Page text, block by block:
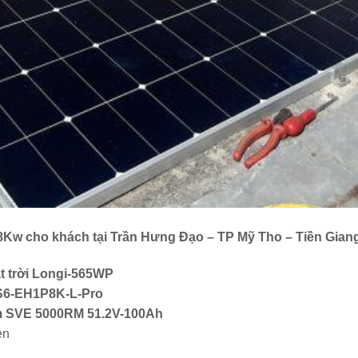
cho khách tại Trần Hưng Đạo – TP Mỹ Tho – Tiền
trời Longi-565WP
EH1P8K-L-Pro
5000RM 51.2V-100Ah